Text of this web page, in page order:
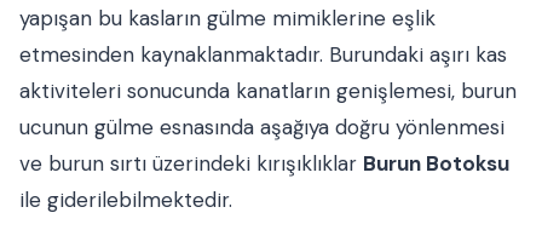
yapışan bu kasların gülme mimiklerine eşlik
etmesinden kaynaklanmaktadır. Burundaki aşırı kas
aktiviteleri sonucunda kanatların genişlemesi, burun
ucunun gülme esnasında aşağıya doğru yönlenmesi
ve burun sırtı üzerindeki kırışıklıklar Burun Botoksu
ile giderilebilmektedir.